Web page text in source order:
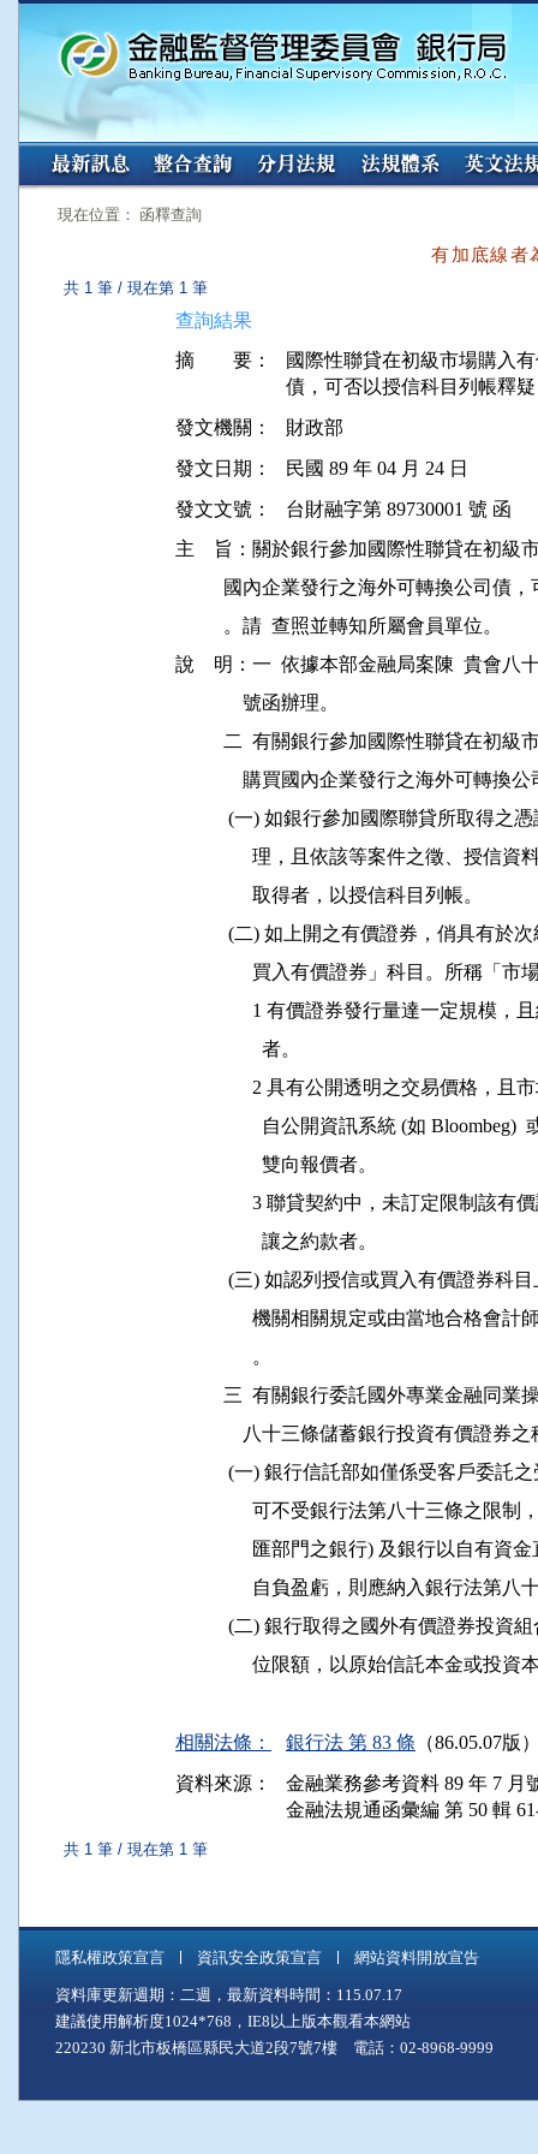
:::
現在位置： 函釋查詢
有加底線者
共 1 筆 / 現在第 1 筆
查詢結果
摘 要：
國際性聯貸在初級市場購入
發文機關：
財政部
發文日期：
民國 89 年 04 月 24 日
發文文號：
台財融字第 89730001 號 函
主    旨：關於銀行參加國際性聯貸在初級
國內企業發行之海外可轉換公司
          。請  查照並轉知所屬會員單位。
說    明：一  依據本部金融局案陳  貴會八
              號函辦理。
二  有關銀行參加國際性聯貸在
購買國內企業發行之海外可轉
(一) 如銀行參加國際聯貸所取得
理，且依該等案件之徵、授
                取得者，以授信科目列帳。
(二) 如上開之有價證券，俏具有
買入有價證券」科目。所稱
1 有價證券發行量達一定規
                  者。
2 具有公開透明之交易價格
自公開資訊系統 (如
                  雙向報價者。
3 聯貸契約中，未訂定限制
                  讓之約款者。
(三) 如認列授信或買入有價證券
機關相關規定或由當地合格
                。
三  有關銀行委託國外專業金融
八十三條儲蓄銀行投資有價證
(一) 銀行信託部如僅係受客戶委
可不受銀行法第八十三條之
匯部門之銀行) 及銀行以自
自負盈虧，則應納入銀行法第
(二) 銀行取得之國外有價證券投
位限額，以原始信託本金或
相關法條： 銀行法 第 83 條 （86.05.07版
資料來源：
金融業務參考資料 89 年 7 月
金融法規通函彙編 第 50 輯
共 1 筆 / 現在第 1 筆
隱私權政策宣言 資訊安全政策宣言 網站資料開放宣告
資料庫更新週期：二週，最新資料時間：115.07.17
建議使用解析度1024*768，IE8以上版本觀看本網站
220230 新北市板橋區縣民大道2段7號7樓 電話：02-8968-9999